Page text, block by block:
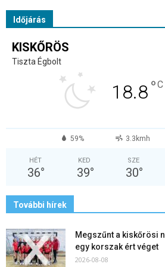
Időjárás
KISKŐRÖS
Tiszta Égbolt
18.8°C
59% 3.3kmh
HÉT
36°
KED
39°
SZE
30°
További hírek
Megszűnt a kiskőrösi
egy korszak ért véget
2026-08-08